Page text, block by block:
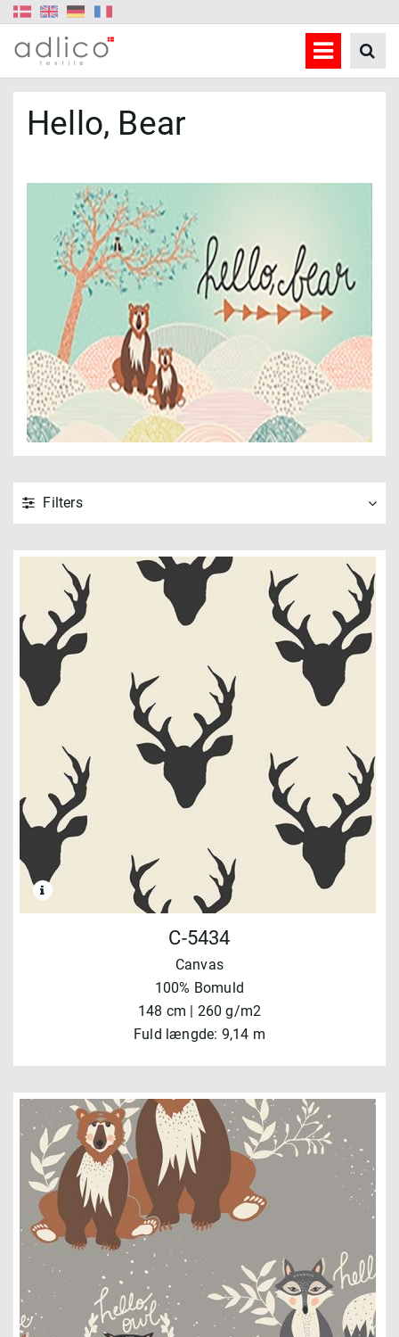
Hello, Bear
Filters
C-5434
Canvas
100% Bomuld
148 cm | 260 g/m2
Fuld længde: 9,14 m